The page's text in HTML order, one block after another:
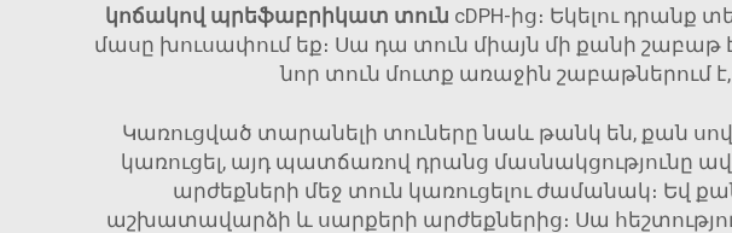
կոճակով պրեֆաբրիկատ տուն cDPH-ից։ Եկելու
մասը խուսափում եք։ Սա դա տուն միայն մի քանի շաբաթ
նոր տուն մուտք առաջին շաբաթներում
Կառուցված տարանելի տուները նաև թանկ են, քան
կառուցել, այդ պատճառով դրանց մասնակցությունը
արժեքների մեջ տուն կառուցելու ժամանակ։ Եվ
աշխատավարձի և սարքերի արժեքներից։ Սա